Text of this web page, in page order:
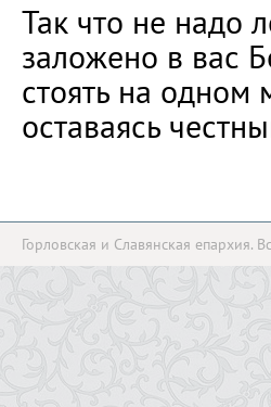
Так что не надо
заложено в вас
стоять на одном
оставаясь
Горловская и Славянская епархия.